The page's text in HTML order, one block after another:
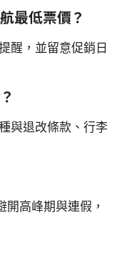
最低票價？
醒，並留意促銷日
與退改條款、行李
高峰期與連假，